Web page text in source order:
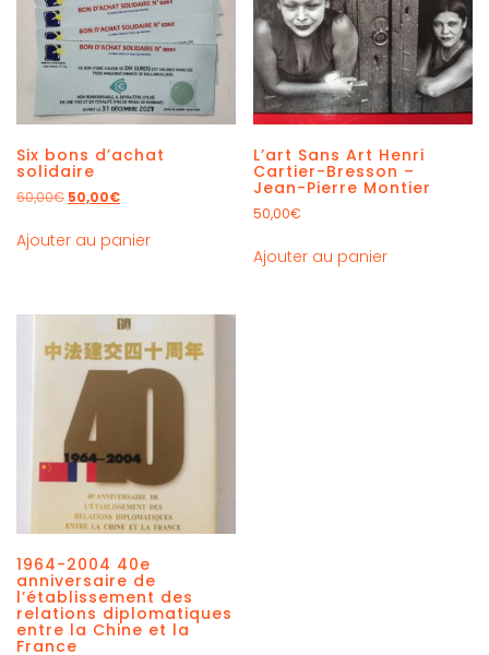
Six bons d’achat
solidaire
60,00€ 50,00€
Ajouter au panier
L’art Sans Art Henri
Cartier-Bresson –
Jean-Pierre Montier
50,00€
Ajouter au panier
1964-2004 40e
anniversaire de
l’établissement des
relations diplomatiques
entre la Chine et la
France